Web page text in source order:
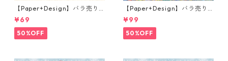
【Paper+Design】バラ売り2
枚 ランチサイズ ペーパーナプ
キン Robin Forest ベージュ
¥69
50%OFF
【Paper+Design】バラ売り2
枚 ランチサイズ ペーパーナプ
キン Portchie Art Mixed flo
wers in a blue vase ブルー
¥99
50%OFF